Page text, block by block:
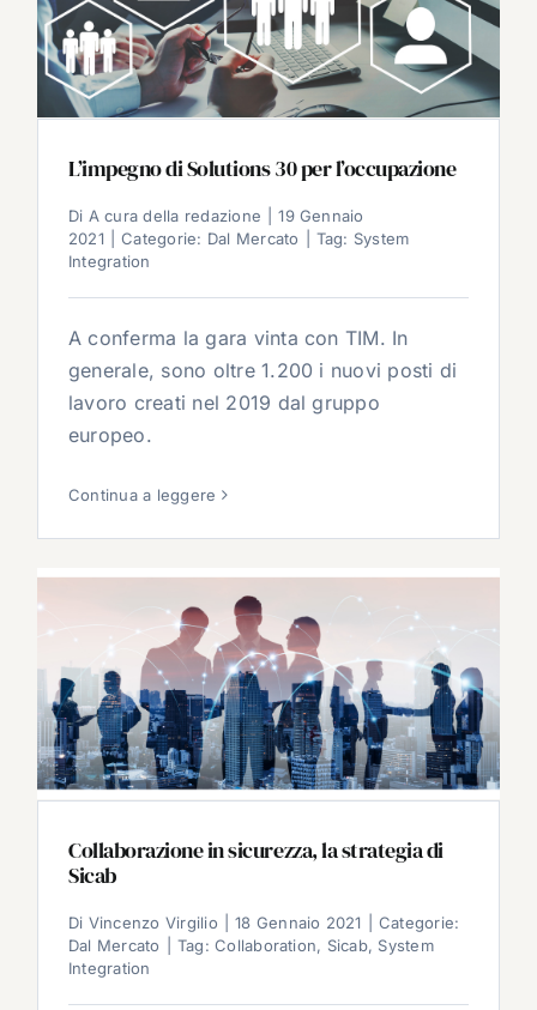
L’impegno di Solutions 30 per l’occupazione
Di A cura della redazione
19 Gennaio
2021
Categorie: Dal Mercato Tag: System
Integration
A conferma la gara vinta con TIM. In
generale, sono oltre 1.200 i nuovi posti di
lavoro creati nel 2019 dal gruppo
europeo.
Continua a leggere
Collaborazione in sicurezza, la strategia di
Sicab
Di Vincenzo Virgilio 18 Gennaio 2021
Categorie:
Dal Mercato
Tag:Collaboration, Sicab, System
Integration